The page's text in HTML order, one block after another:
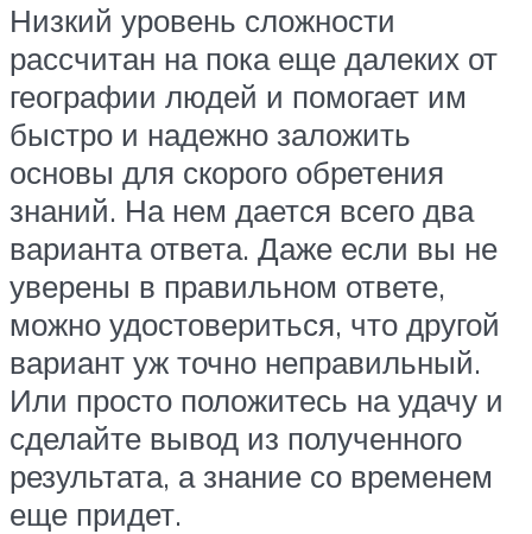
Низкий уровень сложности
рассчитан на пока еще далеких от
географии людей и помогает им
быстро и надежно заложить
основы для скорого обретения
знаний. На нем дается всего два
варианта ответа. Даже если вы не
уверены в правильном ответе,
можно удостовериться, что другой
вариант уж точно неправильный.
Или просто положитесь на удачу и
сделайте вывод из полученного
результата, а знание со временем
еще придет.